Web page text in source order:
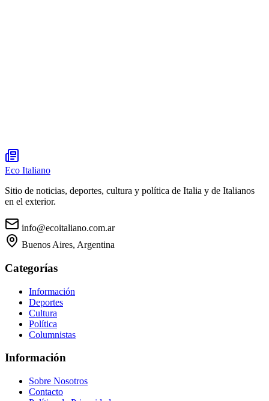
Eco Italiano
Sitio de noticias, deportes, cultura y política de Italia y de Italianos
en el exterior.
info@ecoitaliano.com.ar
Buenos Aires, Argentina
Categorías
Información
Deportes
Cultura
Política
Columnistas
Información
Sobre Nosotros
Contacto